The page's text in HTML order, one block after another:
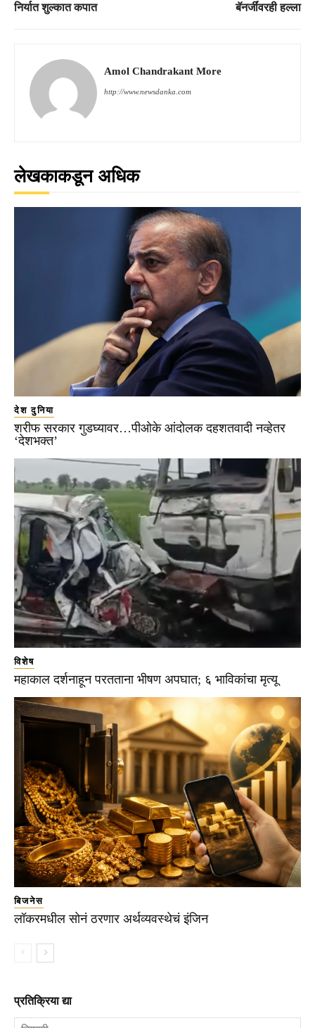
निर्यात शुल्कात कपात
बॅनर्जींवरही हल्ला
Amol Chandrakant More
http://www.newsdanka.com
लेखकाकडून अधिक
देश दुनिया
शरीफ सरकार गुडघ्यावर…पीओके आंदोलक दहशतवादी नव्हेतर
‘देशभक्त’
विशेष
महाकाल दर्शनाहून परतताना भीषण अपघात; ६ भाविकांचा मृत्यू
बिजनेस
लॉकरमधील सोनं ठरणार अर्थव्यवस्थेचं इंजिन
प्रतिक्रिया द्या